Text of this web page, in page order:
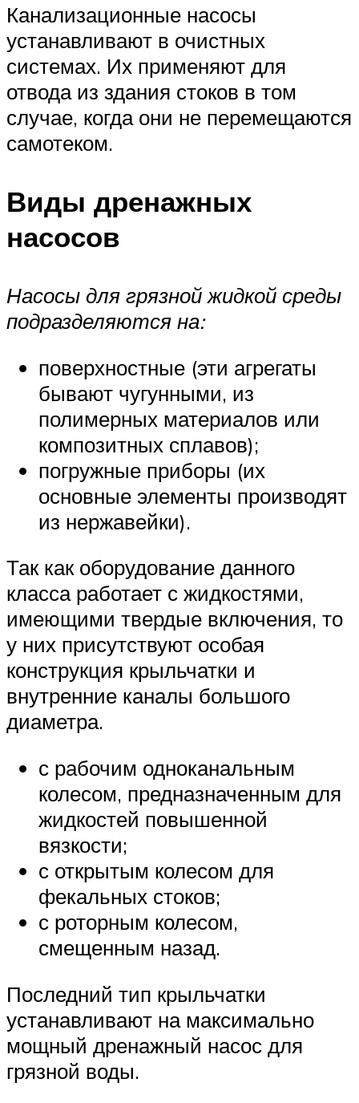
Канализационные насосы
устанавливают в очистных
системах. Их применяют для
отвода из здания стоков в том
случае, когда они не перемещаются
самотеком.
Виды дренажных
насосов
Насосы для грязной жидкой среды
подразделяются на:
поверхностные (эти агрегаты
бывают чугунными, из
полимерных материалов или
композитных сплавов);
погружные приборы (их
основные элементы производят
из нержавейки).
Так как оборудование данного
класса работает с жидкостями,
имеющими твердые включения, то
у них присутствуют особая
конструкция крыльчатки и
внутренние каналы большого
диаметра.
с рабочим одноканальным
колесом, предназначенным для
жидкостей повышенной
вязкости;
с открытым колесом для
фекальных стоков;
с роторным колесом,
смещенным назад.
Последний тип крыльчатки
устанавливают на максимально
мощный дренажный насос для
грязной воды.